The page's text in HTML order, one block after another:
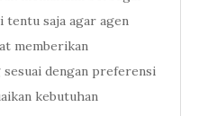
saja agar agen
memberikan
sesuai dengan preferensi
kebutuhan